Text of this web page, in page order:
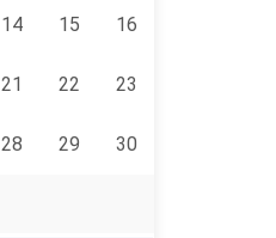
14 15 16
21 22 23
28 29 30